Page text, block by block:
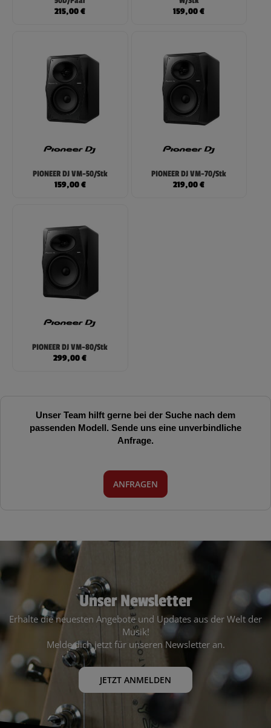
215,00€
159,00€
PIONEER DJ VM-50/Stk
159,00€
PIONEER DJ VM-70/Stk
219,00€
PIONEER DJ VM-80/Stk
299,00€
Unser Team hilft gerne bei der Suche nach dem
passenden Modell. Sende uns eine unverbindliche
Anfrage.
ANFRAGEN
Unser Newsletter
Erhalte die neuesten Angebote und Updates aus der Welt der
Musik!
Melde dich jetzt für unseren Newsletter an.
JETZT ANMELDEN